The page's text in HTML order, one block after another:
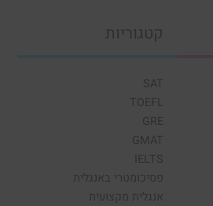
קטגוריות
SAT
TOEFL
GRE
GMAT
IELTS
פסיכומטרי באנגלית
אנגלית מקצועית